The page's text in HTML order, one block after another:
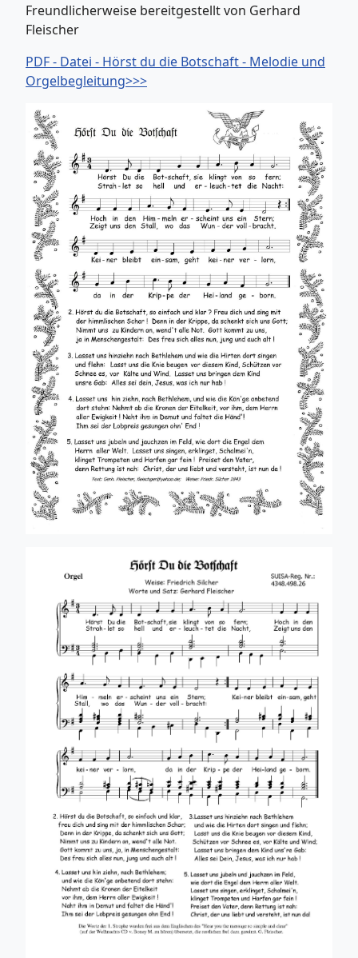
Freundlicherweise bereitgestellt von Gerhard
Fleischer
PDF - Datei - Hörst du die Botschaft - Melodie und
Orgelbegleitung>>>